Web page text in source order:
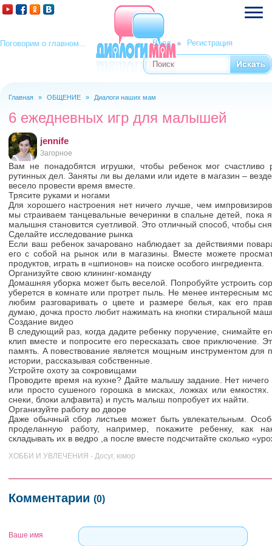
Поговорим о главном... Вход Регистрация
Форма поиска
Поиск
Главная » ОБЩЕНИЕ » Диалоги наших мам
6 ежедневных игр для малышей
jennife
Загорное
Вам не понадобятся игрушки, чтобы ребенок мог счастливо
рутинных дел. Заняты ли вы делами или идете в магазин –
весело провести время вместе.
Трясите руками и ногами
Для хорошего настроения нет ничего лучше, чем
мы страиваем танцевальные вечеринки в спальне детей, пока
малышня становится суетливой. Это отличный способ, чтобы
Сделайте исследование рынка
Если ваш ребенок зачаровано наблюдает за действиями
его с собой на рынок или в магазины. Вместе можете
продуктов, играть в «шпионов» на поиске особого ингредиента.
Организуйте свою клининг-команду
Домашняя уборка может быть веселой. Попробуйте устроить
уберется в комнате или протрет пыль. Не менее интересным
любим разговаривать о цвете и размере белья, как его
думаю, дочка просто любит нажимать на кнопки стиральной
Создание видео
В следующий раз, когда дадите ребенку поручение, снимайте
клип вместе и попросите его пересказать свое приключение.
память. А повествование является мощным инструментом для
истории, рассказывая собственные.
Устройте охоту за сокровищами
Проводите время на кухне? Дайте малышу задание. Нет
или просто сушеного горошка в мисках, ложках или
снеки, блоки алфавита) и пусть малыш попробует их найти.
Организуйте работу во дворе
Даже обычный сбор листьев может быть увлекательным.
проделанную работу, например, покажите ребенку, как
складывать их в ведро ,а после вместе подсчитайте сколько
ХОББИ И УВЛЕЧЕНИЯ - Досуг, юмор
Комментарии (0)
Ваше имя